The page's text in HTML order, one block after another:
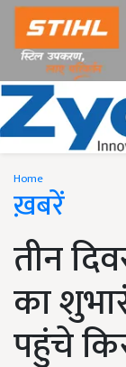
Home
ख़बरें
तीन
का
पहुंचे